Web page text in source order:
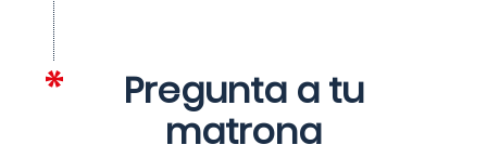
Pregunta a tu
matrona